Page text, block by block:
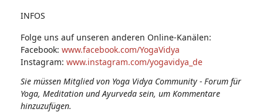
INFOS
Folge uns auf unseren anderen Online-Kanälen:
Facebook: www.facebook.com/YogaVidya
Instagram: www.instagram.com/yogavidya_de
Sie müssen Mitglied von Yoga Vidya Community - Forum für
Yoga, Meditation und Ayurveda sein, um Kommentare
hinzuzufügen.